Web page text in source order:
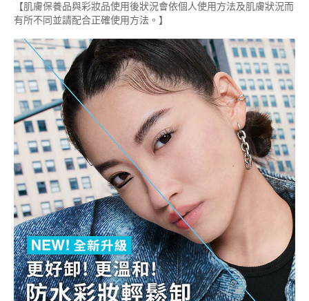
【肌膚保養品與彩妝品使用後狀況會依個人使用方法及肌膚狀況而
有所不同並請配合正確使用方法。】